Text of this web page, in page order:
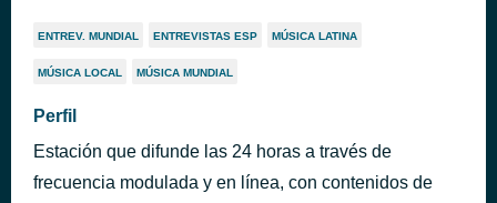
Todavia
hace 5 minutos
El Gato Volador
The King
Dj Viral TikToker
hace 9 minutos
ENTREV. MUNDIAL ENTREVISTAS ESP MÚSICA LATINA
MÚSICA LOCAL MÚSICA MUNDIAL
Perfil
Estación que difunde las 24 horas a través de
frecuencia modulada y en línea, con contenidos de